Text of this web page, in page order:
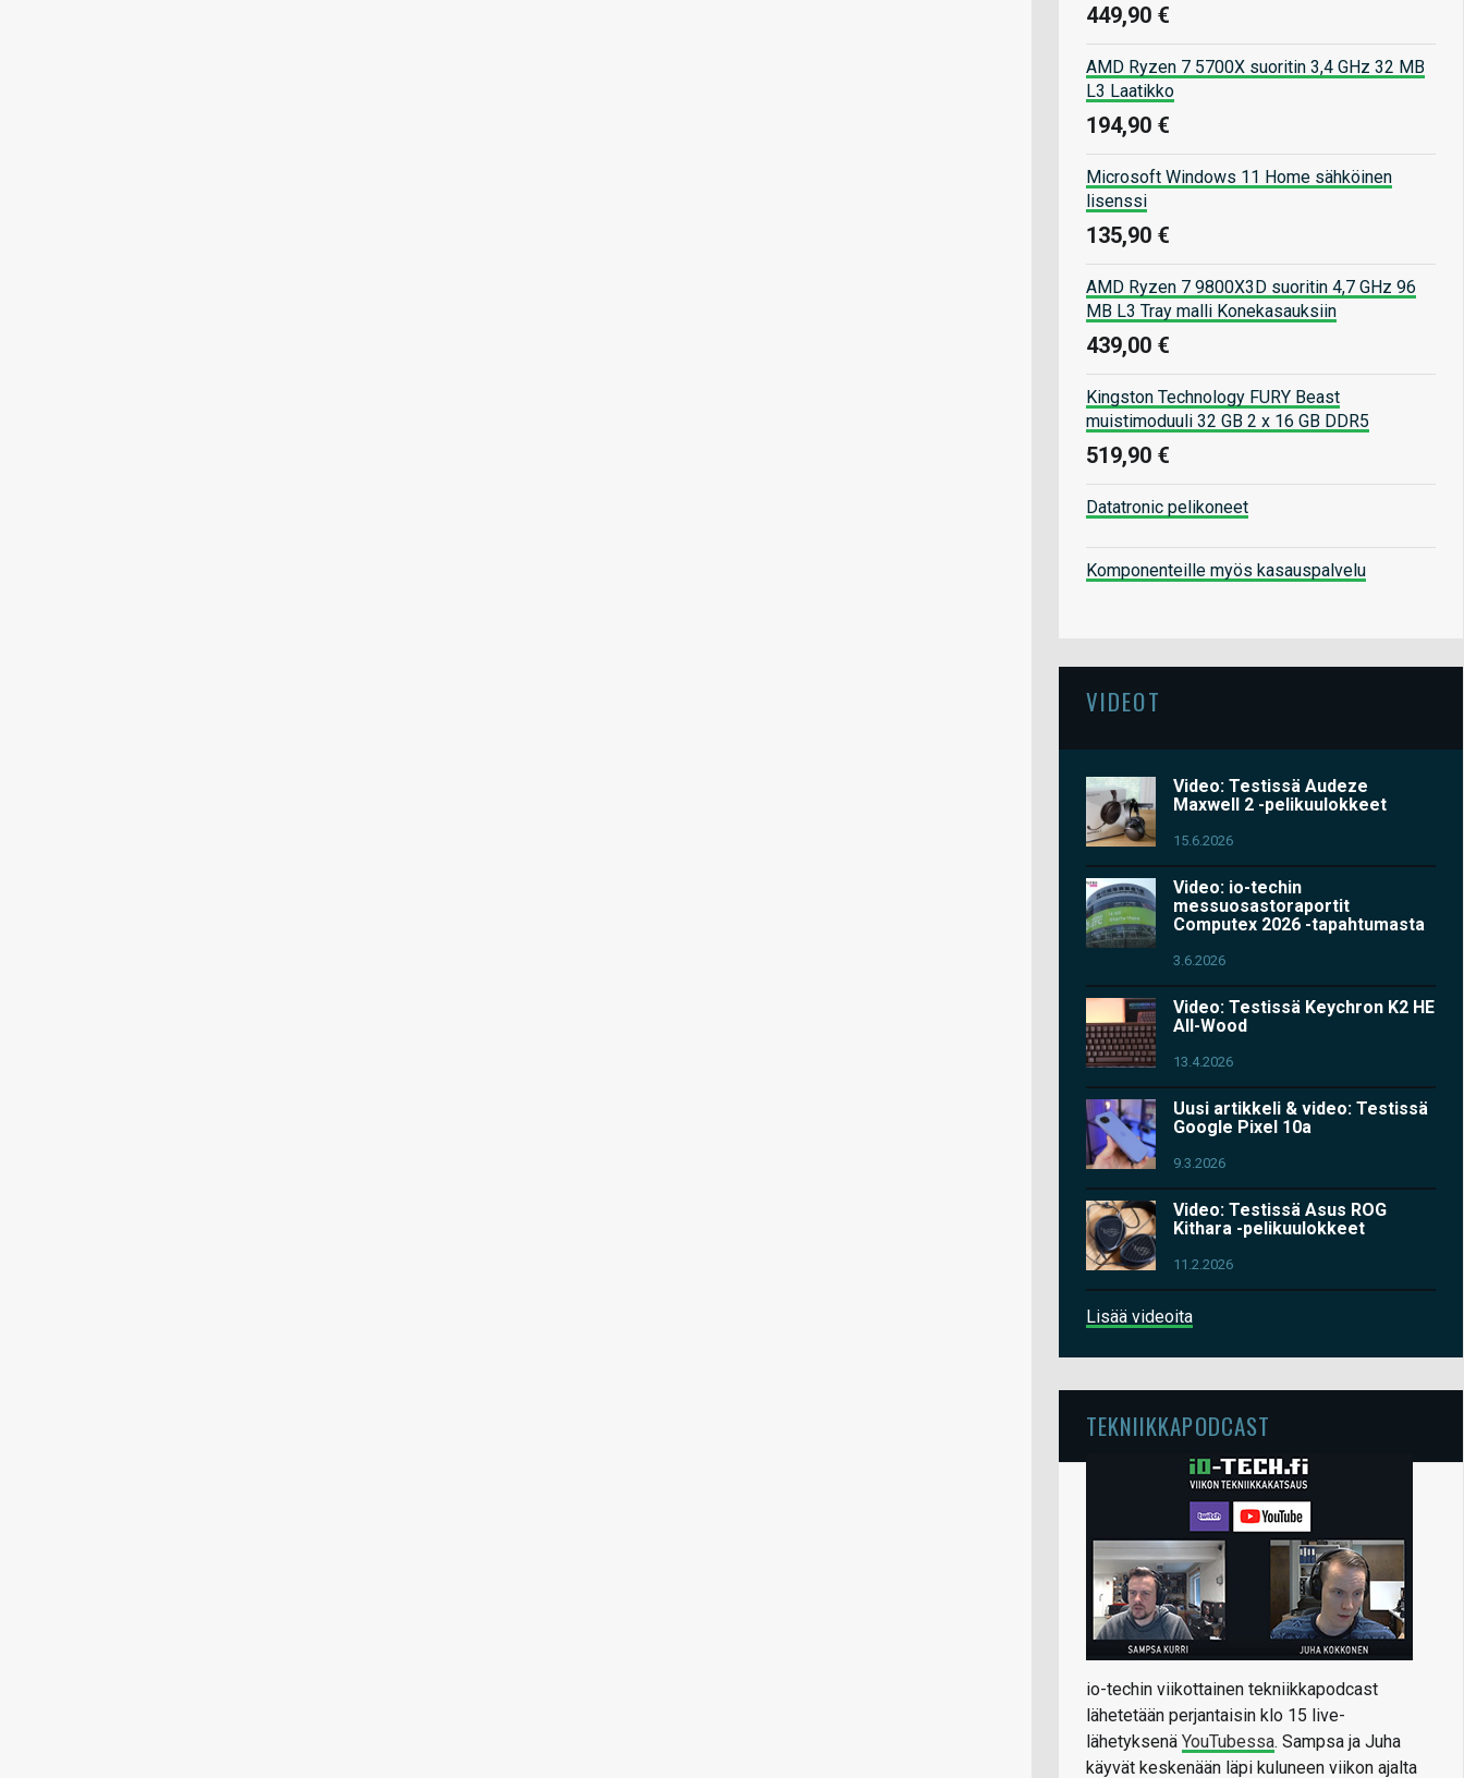
449,90 €
AMD Ryzen 7 5700X suoritin 3,4 GHz 32 MB
L3 Laatikko
194,90 €
Microsoft Windows 11 Home sähköinen
lisenssi
135,90 €
AMD Ryzen 7 9800X3D suoritin 4,7 GHz 96
MB L3 Tray malli Konekasauksiin
439,00 €
Kingston Technology FURY Beast
muistimoduuli 32 GB 2 x 16 GB DDR5
519,90 €
Datatronic pelikoneet
Komponenteille myös kasauspalvelu
VIDEOT
Video: Testissä Audeze
Maxwell 2 -pelikuulokkeet
15.6.2026
Video: io-techin
messuosastoraportit
Computex 2026 -tapahtumasta
3.6.2026
Video: Testissä Keychron K2 HE
All-Wood
13.4.2026
Uusi artikkeli & video: Testissä
Google Pixel 10a
9.3.2026
Video: Testissä Asus ROG
Kithara -pelikuulokkeet
11.2.2026
Lisää videoita
TEKNIIKKAPODCAST
io-techin viikottainen tekniikkapodcast
lähetetään perjantaisin klo 15 live-
lähetyksenä YouTubessa. Sampsa ja Juha
käyvät keskenään läpi kuluneen viikon ajalta